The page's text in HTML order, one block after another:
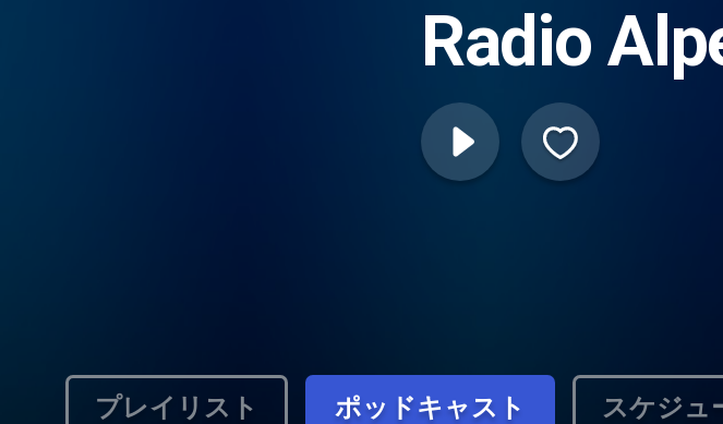
Radio
プレイリスト ポッドキャスト スケジュ